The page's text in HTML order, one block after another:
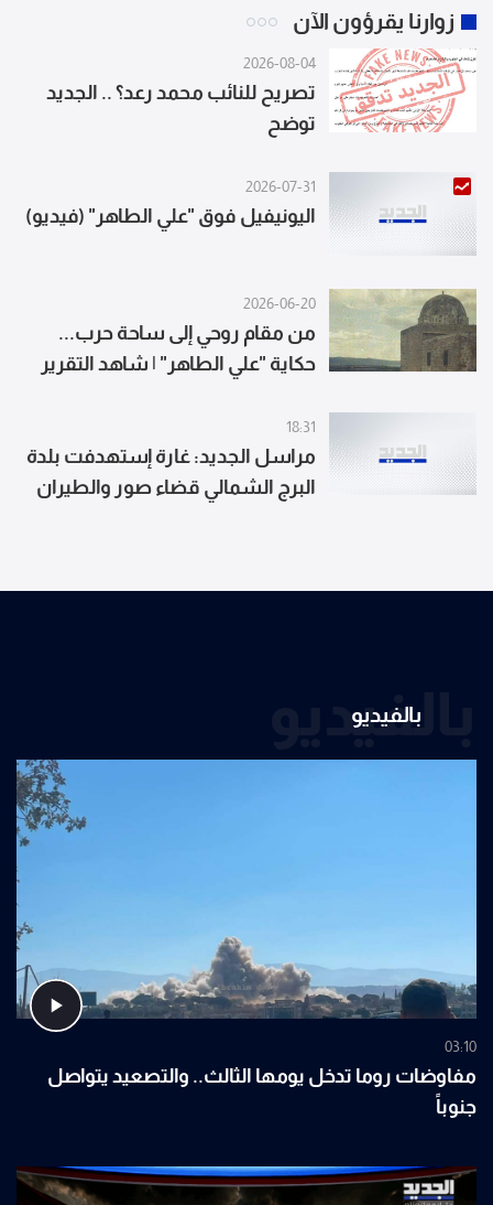
زوارنا يقرؤون الآن
2026-08-04
تصريح للنائب محمد رعد؟ .. الجديد
توضح
2026-07-31
اليونيفيل فوق "علي الطاهر" (فيديو)
2026-06-20
من مقام روحي إلى ساحة حرب...
حكاية "علي الطاهر" | شاهد التقرير
18:31
مراسل الجديد: غارة إستهدفت بلدة
البرج الشمالي قضاء صور والطيران
بالفيديو
بالفيديو
03:10
مفاوضات روما تدخل يومها الثالث.. والتصعيد يتواصل
جنوباً